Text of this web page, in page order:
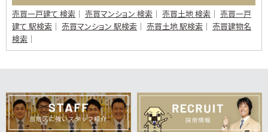
売買一戸建て 検索 売買マンション 検索 売買土地 検索
売買一戸
建て 駅検索
売買マンション 駅検索 売買土地 駅検索
売買建物名
検索